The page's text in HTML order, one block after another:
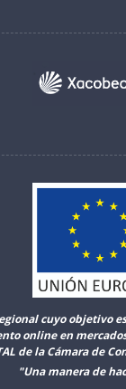
cuyo
online en
de la Cámara de
"Una manera de